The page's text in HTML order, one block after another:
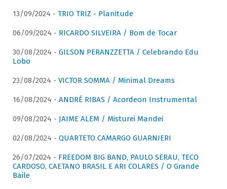
13/09/2024 - TRIO TRIZ - Planitude
06/09/2024 - RICARDO SILVEIRA / Bom de Tocar
30/08/2024 - GILSON PERANZZETTA / Celebrando Edu
Lobo
23/08/2024 - VICTOR SOMMA / Minimal Dreams
16/08/2024 - ANDRÉ RIBAS / Acordeon Instrumental
09/08/2024 - JAIME ALEM / Misturei Mandei
02/08/2024 - QUARTETO CAMARGO GUARNIERI
26/07/2024 - FREEDOM BIG BAND, PAULO SERAU, TECO
CARDOSO, CAETANO BRASIL E ARI COLARES / O Grande
Baile